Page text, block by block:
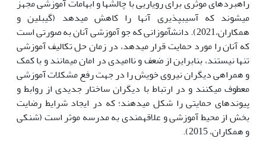
می­شوند که آسیب­پذیری آن­ها را کاهش می­دهد (گیبلین و
همکاران،2021). دانش­آموزانی که جو آموزشی آنان به صورتی است
که آنان را مورد حمایت قرار می­دهد، در زمان حل تکالیف آموزشی
تنها نیستند، بنابراین از ضعف و ناامیدی در امان می­مانند و با کمک
و همراهی دیگران نیروی خویش را در جهت رفع مشکلات آموزشی
معطوف می­کنند و در ارتباط با دیگران ساختار جدیدی از روابط و
پیوندهای حمایتی را شکل می­دهند؛ که در ایجاد شرایط رضایت
بخش از محیط آموزشی و علاقه­مندی به مدرسه موثر است (شنکی
و همکاران، 2015).